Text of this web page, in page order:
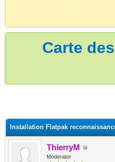
Carte
Installation Flatpak
ThierryM
Moderator